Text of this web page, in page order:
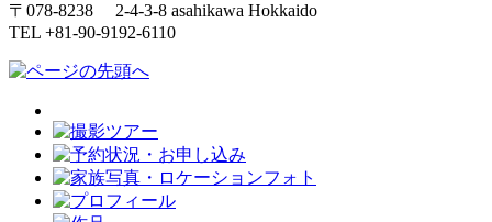
〒078-8238 2-4-3-8 asahikawa Hokkaido
TEL +81-90-9192-6110